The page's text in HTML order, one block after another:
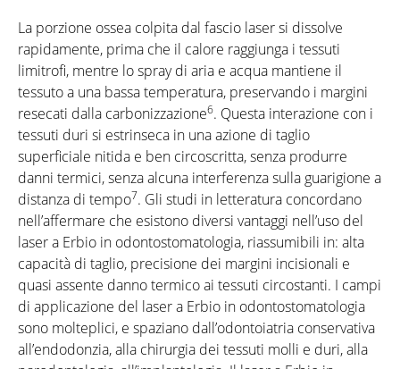
La porzione ossea colpita dal fascio laser si dissolve
rapidamente, prima che il calore raggiunga i tessuti
limitrofi, mentre lo spray di aria e acqua mantiene il
tessuto a una bassa temperatura, preservando i margini
resecati dalla carbonizzazione6. Questa interazione con i
tessuti duri si estrinseca in una azione di taglio
superficiale nitida e ben circoscritta, senza produrre
danni termici, senza alcuna interferenza sulla guarigione a
distanza di tempo7. Gli studi in letteratura concordano
nell’affermare che esistono diversi vantaggi nell’uso del
laser a Erbio in odontostomatologia, riassumibili in: alta
capacità di taglio, precisione dei margini incisionali e
quasi assente danno termico ai tessuti circostanti. I campi
di applicazione del laser a Erbio in odontostomatologia
sono molteplici, e spaziano dall’odontoiatria conservativa
all’endodonzia, alla chirurgia dei tessuti molli e duri, alla